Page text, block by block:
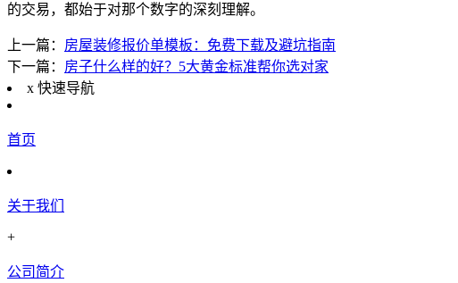
的交易，都始于对那个数字的深刻理解。
上一篇： 房屋装修报价单模板：免费下载及避坑指南
下一篇： 房子什么样的好？5大黄金标准帮你选对家
x 快速导航
首页
关于我们
+
公司简介